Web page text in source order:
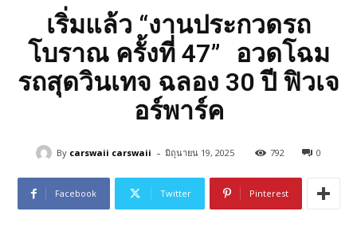
เริ่มแล้ว “งานประกวดรถ
โบราณ ครั้งที่ 47” อวดโฉม
รถสุดวินเทจ ฉลอง 30 ปี ฟิวเจ
อร์พาร์ค
By carswaii carswaii - มิถุนายน 19, 2025 792 0
Facebook Twitter Pinterest